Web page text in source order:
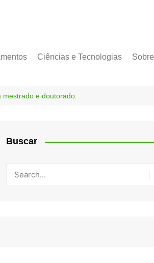
Ciências e Tecnologias Sobre
e doutorado.
Buscar